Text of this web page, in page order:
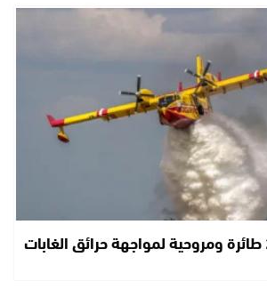
المغرب يحشد 25 طائرة ومروحية لمواجهة حرائق الغابات